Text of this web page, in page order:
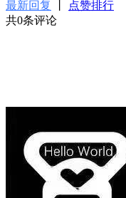
最新回复
点赞排行
共0条评论